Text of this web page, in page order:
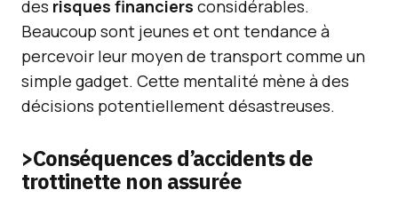
des risques financiers considérables.
Beaucoup sont jeunes et ont tendance à
percevoir leur moyen de transport comme un
simple gadget. Cette mentalité mène à des
décisions potentiellement désastreuses.
>Conséquences d’accidents de
trottinette non assurée